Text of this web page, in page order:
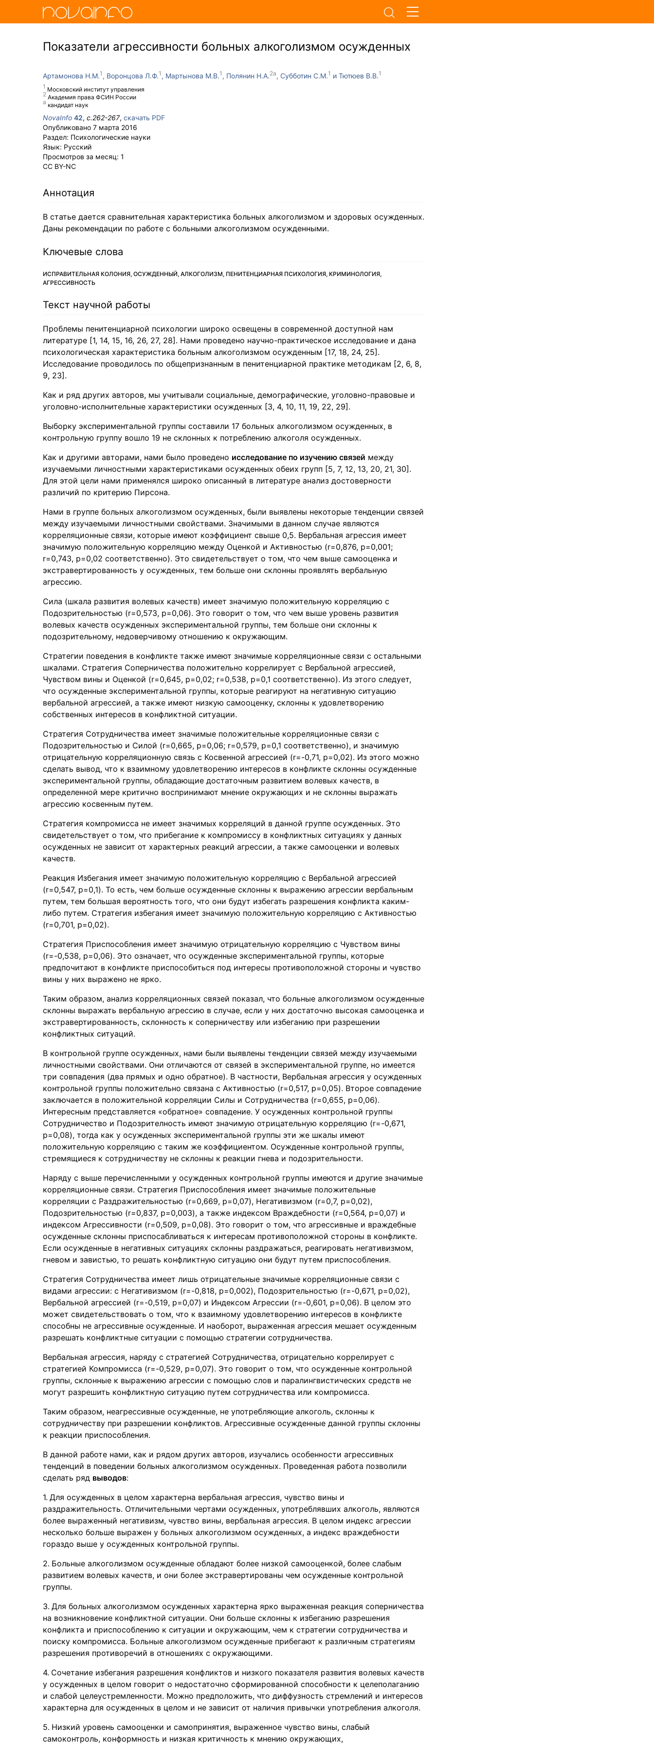
Показатели агрессивности больных алкоголизмом осужденных
Артамонова Н.М.
Московский институт управления
Воронцова Л.Ф. Мартынова М.В. Полянин Н.А.
Академия права ФСИН России
кандидат наук
Субботин С.М. Тютюев В.В.
NovaInfo 42, с.262-267, скачать PDF
Опубликовано 7 марта 2016
Раздел: Психологические науки
Язык: Русский
Просмотров за месяц: 1
CC BY-NC
Аннотация
В статье дается сравнительная характеристика больных алкоголизмом и здоровых осужденных.
Даны рекомендации по работе с больными алкоголизмом осужденными.
Ключевые слова
ИСПРАВИТЕЛЬНАЯ КОЛОНИЯ, ОСУЖДЕННЫЙ, АЛКОГОЛИЗМ, ПЕНИТЕНЦИАРНАЯ ПСИХОЛОГИЯ, КРИМИНОЛОГИЯ,
АГРЕССИВНОСТЬ
Текст научной работы
Проблемы пенитенциарной психологии широко освещены в современной доступной нам
литературе [1, 14, 15, 16, 26, 27, 28]. Нами проведено научно-практическое исследование и дана
психологическая характеристика больным алкоголизмом осужденным [17, 18, 24, 25].
Исследование проводилось по общепризнанным в пенитенциарной практике методикам [2, 6, 8,
9, 23].
Как и ряд других авторов, мы учитывали социальные, демографические, уголовно-правовые и
уголовно-исполнительные характеристики осужденных [3, 4, 10, 11, 19, 22, 29].
Выборку экспериментальной группы составили 17 больных алкоголизмом осужденных, в
контрольную группу вошло 19 не склонных к потреблению алкоголя осужденных.
Как и другими авторами, нами было проведено исследование по изучению связей между
изучаемыми личностными характеристиками осужденных обеих групп [5, 7, 12, 13, 20, 21, 30].
Для этой цели нами применялся широко описанный в литературе анализ достоверности
различий по критерию Пирсона.
Нами в группе больных алкоголизмом осужденных, были выявлены некоторые тенденции связей
между изучаемыми личностными свойствами. Значимыми в данном случае являются
корреляционные связи, которые имеют коэффициент свыше 0,5. Вербальная агрессия имеет
значимую положительную корреляцию между Оценкой и Активностью (r=0,876, p=0,001;
r=0,743, p=0,02 соответственно). Это свидетельствует о том, что чем выше самооценка и
экстравертированность у осужденных, тем больше они склонны проявлять вербальную
агрессию.
Сила (шкала развития волевых качеств) имеет значимую положительную корреляцию с
Подозрительностью (r=0,573, p=0,06). Это говорит о том, что чем выше уровень развития
волевых качеств осужденных экспериментальной группы, тем больше они склонны к
подозрительному, недоверчивому отношению к окружающим.
Стратегии поведения в конфликте также имеют значимые корреляционные связи с остальными
шкалами. Стратегия Соперничества положительно коррелирует с Вербальной агрессией,
Чувством вины и Оценкой (r=0,645, p=0,02; r=0,538, p=0,1 соответственно). Из этого следует,
что осужденные экспериментальной группы, которые реагируют на негативную ситуацию
вербальной агрессией, а также имеют низкую самооценку, склонны к удовлетворению
собственных интересов в конфликтной ситуации.
Стратегия Сотрудничества имеет значимые положительные корреляционные связи с
Подозрительностью и Силой (r=0,665, p=0,06; r=0,579, p=0,1 соответственно), и значимую
отрицательную корреляционную связь с Косвенной агрессией (r=-0,71, p=0,02). Из этого можно
сделать вывод, что к взаимному удовлетворению интересов в конфликте склонны осужденные
экспериментальной группы, обладающие достаточным развитием волевых качеств, в
определенной мере критично воспринимают мнение окружающих и не склонны выражать
агрессию косвенным путем.
Стратегия компромисса не имеет значимых корреляций в данной группе осужденных. Это
свидетельствует о том, что прибегание к компромиссу в конфликтных ситуациях у данных
осужденных не зависит от характерных реакций агрессии, а также самооценки и волевых
качеств.
Реакция Избегания имеет значимую положительную корреляцию с Вербальной агрессией
(r=0,547, p=0,1). То есть, чем больше осужденные склонны к выражению агрессии вербальным
путем, тем большая вероятность того, что они будут избегать разрешения конфликта каким-
либо путем. Стратегия избегания имеет значимую положительную корреляцию с Активностью
(r=0,701, p=0,02).
Стратегия Приспособления имеет значимую отрицательную корреляцию с Чувством вины
(r=-0,538, p=0,06). Это означает, что осужденные экспериментальной группы, которые
предпочитают в конфликте приспособиться под интересы противоположной стороны и чувство
вины у них выражено не ярко.
Таким образом, анализ корреляционных связей показал, что больные алкоголизмом осужденные
склонны выражать вербальную агрессию в случае, если у них достаточно высокая самооценка и
экстравертированность, склонность к соперничеству или избеганию при разрешении
конфликтных ситуаций.
В контрольной группе осужденных, нами были выявлены тенденции связей между изучаемыми
личностными свойствами. Они отличаются от связей в экспериментальной группе, но имеется
три совпадения (два прямых и одно обратное). В частности, Вербальная агрессия у осужденных
контрольной группы положительно связана с Активностью (r=0,517, p=0,05). Второе совпадение
заключается в положительной корреляции Силы и Сотрудничества (r=0,655, p=0,06).
Интересным представляется «обратное» совпадение. У осужденных контрольной группы
Сотрудничество и Подозрителность имеют значимую отрицательную корреляцию (r=-0,671,
p=0,08), тогда как у осужденных экспериментальной группы эти же шкалы имеют
положительную корреляцию с таким же коэффициентом. Осужденные контрольной группы,
стремящиеся к сотрудничеству не склонны к реакции гнева и подозрительности.
Наряду с выше перечисленными у осужденных контрольной группы имеются и другие значимые
корреляционные связи. Стратегия Приспособления имеет значимые положительные
корреляции с Раздражительностью (r=0,669, p=0,07), Негативизмом (r=0,7, p=0,02),
Подозрительностью (r=0,837, p=0,003), а также индексом Враждебности (r=0,564, p=0,07) и
индексом Агрессивности (r=0,509, p=0,08). Это говорит о том, что агрессивные и враждебные
осужденные склонны приспосабливаться к интересам противоположной стороны в конфликте.
Если осужденные в негативных ситуациях склонны раздражаться, реагировать негативизмом,
гневом и завистью, то решать конфликтную ситуацию они будут путем приспособления.
Стратегия Сотрудничества имеет лишь отрицательные значимые корреляционные связи с
видами агрессии: с Негативизмом (r=-0,818, p=0,002), Подозрительностью (r=-0,671, p=0,02),
Вербальной агрессией (r=-0,519, p=0,07) и Индексом Агрессии (r=-0,601, p=0,06). В целом это
может свидетельствовать о том, что к взаимному удовлетворению интересов в конфликте
способны не агрессивные осужденные. И наоборот, выраженная агрессия мешает осужденным
разрешать конфликтные ситуации с помощью стратегии сотрудничества.
Вербальная агрессия, наряду с стратегией Сотрудничества, отрицательно коррелирует с
стратегией Компромисса (r=-0,529, p=0,07). Это говорит о том, что осужденные контрольной
группы, склонные к выражению агрессии с помощью слов и паралингвистических средств не
могут разрешить конфликтную ситуацию путем сотрудничества или компромисса.
Таким образом, неагрессивные осужденные, не употребляющие алкоголь, склонны к
сотрудничеству при разрешении конфликтов. Агрессивные осужденные данной группы склонны
к реакции приспособления.
В данной работе нами, как и рядом других авторов, изучались особенности агрессивных
тенденций в поведении больных алкоголизмом осужденных. Проведенная работа позволили
сделать ряд выводов:
Для осужденных в целом характерна вербальная агрессия, чувство вины и
раздражительность. Отличительными чертами осужденных, употреблявших алкоголь, являются
более выраженный негативизм, чувство вины, вербальная агрессия. В целом индекс агрессии
несколько больше выражен у больных алкоголизмом осужденных, а индекс враждебности
гораздо выше у осужденных контрольной группы.
Больные алкоголизмом осужденные обладают более низкой самооценкой, более слабым
развитием волевых качеств, и они более экстравертированы чем осужденные контрольной
группы.
Для больных алкоголизмом осужденных характерна ярко выраженная реакция соперничества
на возникновение конфликтной ситуации. Они больше склонны к избеганию разрешения
конфликта и приспособлению к ситуации и окружающим, чем к стратегии сотрудничества и
поиску компромисса. Больные алкоголизмом осужденные прибегают к различным стратегиям
разрешения противоречий в отношениях с окружающими.
Сочетание избегания разрешения конфликтов и низкого показателя развития волевых качеств
у осужденных в целом говорит о недостаточно сформированной способности к целеполаганию
и слабой целеустремленности. Можно предположить, что диффузность стремлений и интересов
характерна для осужденных в целом и не зависит от наличия привычки употребления алкоголя.
Низкий уровень самооценки и самопринятия, выраженное чувство вины, слабый
самоконтроль, конформность и низкая критичность к мнению окружающих,